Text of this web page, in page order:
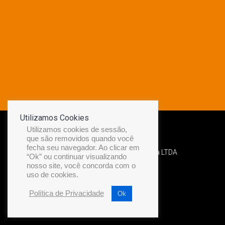
Desenvolvido por Diamond Náutica LTDA
Utilizamos Cookies
Utilizamos cookies de sessão,
que são removidos quando você
fecha seu navegador. Ao clicar em
“Ok” ou continuar visualizando
nosso site, você concorda com o
uso de cookies.
Política de Privacidade Ok